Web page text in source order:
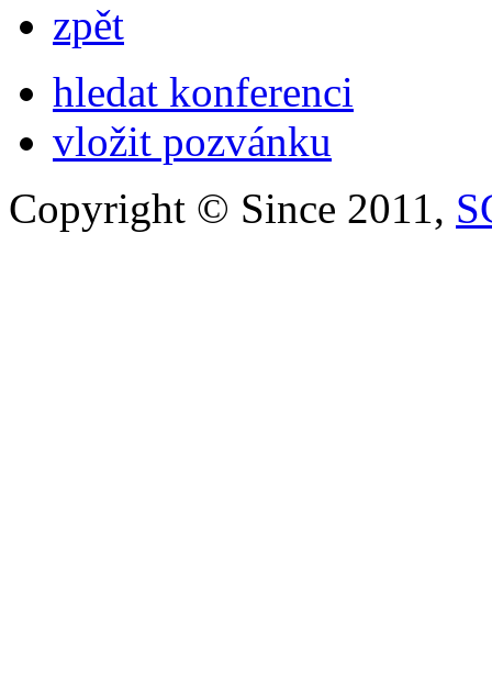
zpět
hledat konferenci
vložit pozvánku
Copyright © Since 2011,